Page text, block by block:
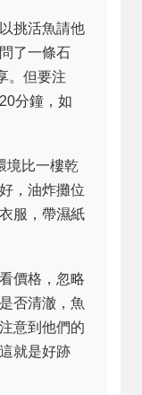
挑活魚請他
了一條石
。但要注
分鐘，如
境比一樓乾
，油炸攤位
服，帶濕紙
價格，忽略
否清澈，魚
意到他們的
就是好跡